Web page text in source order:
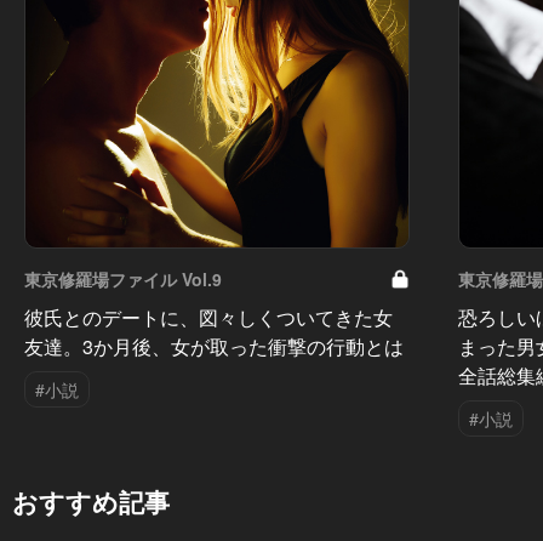
東京修羅場ファイル Vol.9
彼氏とのデートに、図々しくついてきた女
友達。3か月後、女が取った衝撃の行動とは
#小説
東京修羅
恐ろしい
まった
全話総集
#小説
おすすめ記事